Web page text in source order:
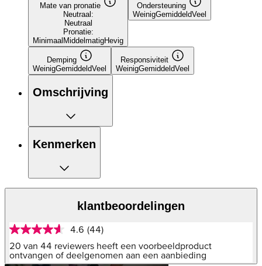
Mate van pronatie
Neutraal:
Neutraal
Pronatie:
MinimaalMiddelmatigHevig
Ondersteuning
WeinigGemiddeldVeel
Demping
WeinigGemiddeldVeel
Responsiviteit
WeinigGemiddeldVeel
Omschrijving
Kenmerken
klantbeoordelingen
4.6
van
5
sterren,
4.6 (44)
20 van 44 reviewers heeft een voorbeeldproduct
ontvangen of deelgenomen aan een aanbieding